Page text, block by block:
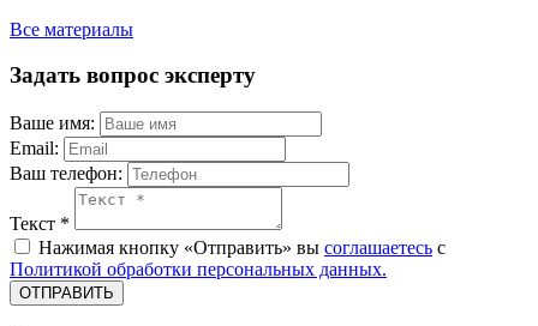
Все материалы
Задать вопрос эксперту
Ваше имя:
Email:
Ваш телефон:
Текст *
Нажимая кнопку «Отправить» вы соглашаетесь с
Политикой обработки персональных данных.
ОТПРАВИТЬ